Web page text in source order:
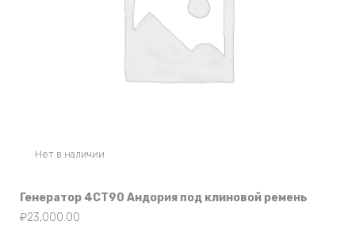
Нет в наличии
Генератор 4СТ90 Андория под клиновой ремень
₽23,000.00